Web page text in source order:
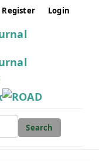
Register Login
Search